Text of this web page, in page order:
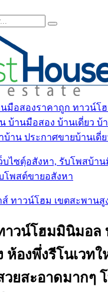
มือสองราคาถูก ทาวน์โ
บ้านมือสอง บ้านเดี่ยว บ้
าน ประกาศขายบ้านเดี่ย
บไซตฺ์อสังหา, รับโพสบ้า
โพสต์ขายอสังหา
ส์ ทาวน์โฮม เขตสะพานสู
าวน์โฮมมินิมอล
ห้องพึ่งรีโนเวทใ
วยสะอาดมากๆ